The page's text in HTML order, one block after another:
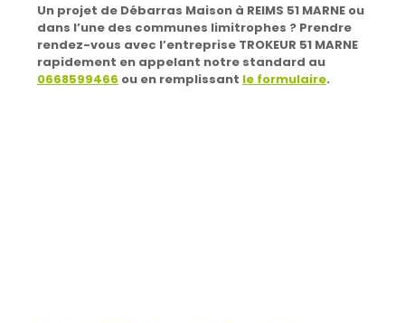
Un projet de Débarras Maison à REIMS 51 MARNE ou
dans l’une des communes limitrophes ? Prendre
rendez-vous avec l’entreprise TROKEUR 51 MARNE
rapidement en appelant notre standard au
0668599466 ou en remplissant le formulaire.